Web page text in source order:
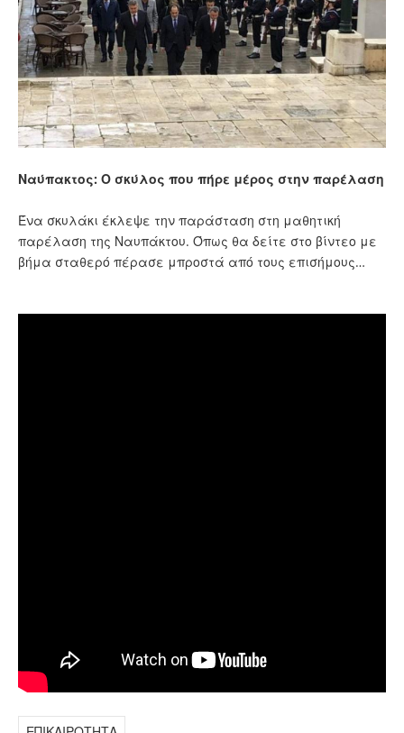
Ναύπακτος: Ο σκύλος που πήρε μέρος στην παρέλαση
Ένα σκυλάκι έκλεψε την παράσταση στη μαθητική
παρέλαση της Ναυπάκτου. Όπως θα δείτε στο βίντεο με
βήμα σταθερό πέρασε μπροστά από τους επισήμους…